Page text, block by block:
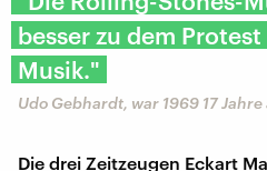
besser zu dem
Musik."
Udo Gebhardt, war 1969 17 Jahre
Die drei Zeitzeugen Eckart